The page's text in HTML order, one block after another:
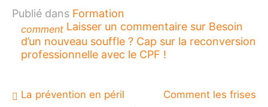
Publié dans Formation
comment Laisser un commentaire sur Besoin
d’un nouveau souffle ? Cap sur la reconversion
professionnelle avec le CPF !
Navigation
La prévention en péril Comment les frises